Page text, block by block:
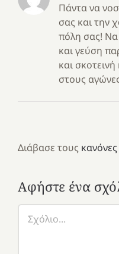
Πάντα να
σας και την
πόλη σας! Να
και γεύση
και
στους
Διάβασε τους
Αφήστε ένα